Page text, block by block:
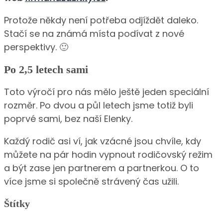
Protože někdy není potřeba odjíždět daleko.
Stačí se na známá místa podívat z nové
perspektivy. 🙂
Po 2,5 letech sami
Toto výročí pro nás mělo ještě jeden speciální
rozměr. Po dvou a půl letech jsme totiž byli
poprvé sami, bez naší Elenky.
Každý rodič asi ví, jak vzácné jsou chvíle, kdy
můžete na pár hodin vypnout rodičovský režim
a být zase jen partnerem a partnerkou. O to
více jsme si společně strávený čas užili.
Štítky